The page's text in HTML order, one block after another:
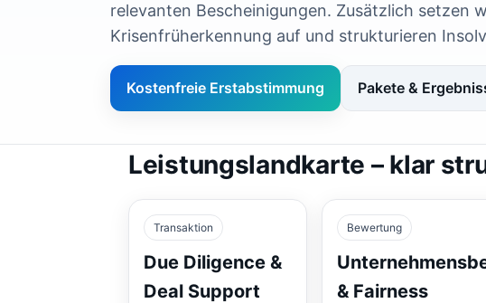
relevanten Bescheinigungen. Zusätzlich setzen
Krisenfrüherkennung auf und strukturieren
Kostenfreie Erstabstimmung Pakete &
Leistungslandkarte – klar
Transaktion
Due Diligence &
Deal Support
Bewertung
& Fairness